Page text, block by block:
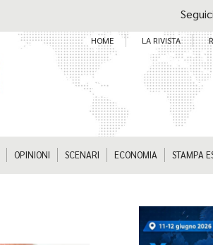
HOME LA RIVISTA
OPINIONI SCENARI ECONOMIA STAMPA